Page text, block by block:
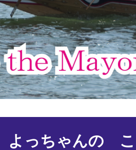
よっちゃんの